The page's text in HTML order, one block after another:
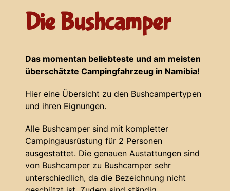
Die Bushcamper
Das momentan beliebteste und am meisten
überschätzte Campingfahrzeug in Namibia!
Hier eine Übersicht zu den Bushcampertypen
und ihren Eignungen.
Alle Bushcamper sind mit kompletter
Campingausrüstung für 2 Personen
ausgestattet. Die genauen Austattungen sind
von Bushcamper zu Bushcamper sehr
unterschiedlich, da die Bezeichnung nicht